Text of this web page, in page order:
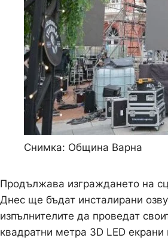
Снимка: Община Варна
Продължава изграждането на
Днес ще бъдат инсталирани
изпълнителите да проведат
квадратни метра 3D LED